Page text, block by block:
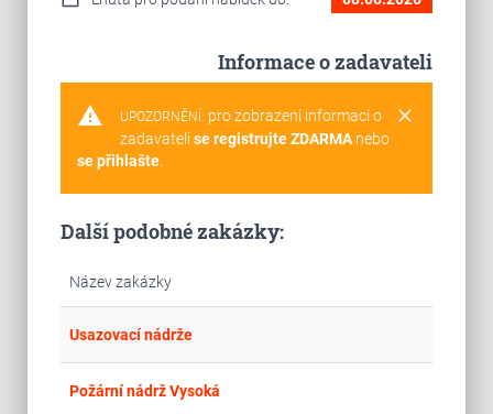
Informace o zadavateli
warning clear
UPOZORNĚNÍ: pro zobrazení informací o
zadavateli se registrujte ZDARMAnebo
se přihlašte.
Další podobné zakázky:
Název zakázky
Usazovací nádrže
Požární nádrž Vysoká